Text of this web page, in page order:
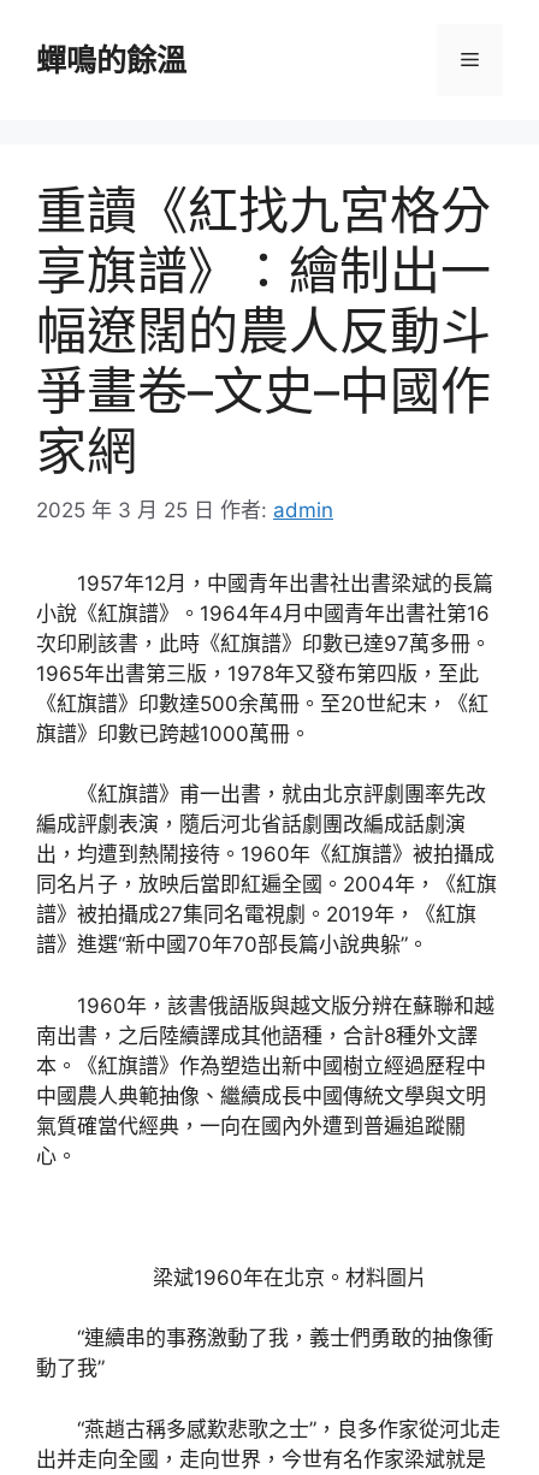
蟬鳴的餘溫 選
重讀《紅找九宮格分
享旗譜》：繪制出一
幅遼闊的農人反動斗
爭畫卷–文史–中國作
家網
2025 年 3 月 25 日 作者: admin
1957年12月，中國青年出書社出書梁斌的長篇
小說《紅旗譜》。1964年4月中國青年出書社第16
次印刷該書，此時《紅旗譜》印數已達97萬多冊。
1965年出書第三版，1978年又發布第四版，至此
《紅旗譜》印數達500余萬冊。至20世紀末，《紅
旗譜》印數已跨越1000萬冊。
《紅旗譜》甫一出書，就由北京評劇團率先改
編成評劇表演，隨后河北省話劇團改編成話劇演
出，均遭到熱鬧接待。1960年《紅旗譜》被拍攝成
同名片子，放映后當即紅遍全國。2004年，《紅旗
譜》被拍攝成27集同名電視劇。2019年，《紅旗
譜》進選“新中國70年70部長篇小說典躲”。
1960年，該書俄語版與越文版分辨在蘇聯和越
南出書，之后陸續譯成其他語種，合計8種外文譯
本。《紅旗譜》作為塑造出新中國樹立經過歷程中
中國農人典範抽像、繼續成長中國傳統文學與文明
氣質確當代經典，一向在國內外遭到普遍追蹤關
心。
梁斌1960年在北京。材料圖片
“連續串的事務激動了我，義士們勇敢的抽像衝
動了我”
“燕趙古稱多感歎悲歌之士”，良多作家從河北走
出并走向全國，走向世界，今世有名作家梁斌就是